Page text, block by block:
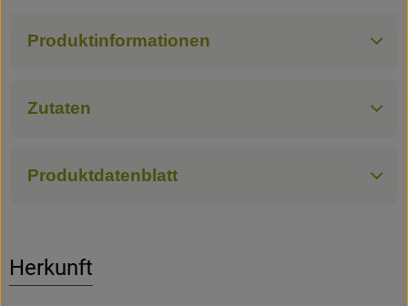
Service
Produktinformationen
Zutaten
Produktdatenblatt
Herkunft